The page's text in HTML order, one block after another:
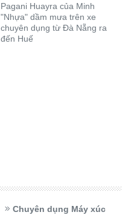
Pagani Huayra của Minh
"Nhựa" dầm mưa trên xe
chuyên dụng từ Đà Nẵng ra
đến Huế
Chuyên dụng Máy xúc